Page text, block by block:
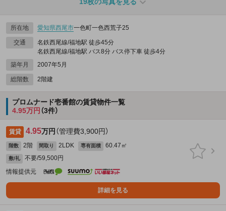
所在地 愛知県西尾市一色町一色西荒子25
交通
名鉄西尾線/福地駅 徒歩45分
名鉄西尾線/福地駅 バス8分 バス停下車 徒歩4分
築年月
2007年5月
総階数 2階建
プロムナード壱番館の賃貸物件一覧
4.95万円 （3件）
賃貸 4.95万円 （管理費3,900円）
階数 2階 間取り 2LDK 専有面積 60.47㎡
敷/礼
不要/59,500円
情報提供元
詳細を見る